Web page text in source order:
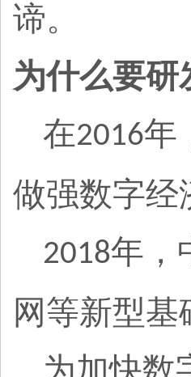
谛。
为什么要
在2016年
做强数字经
2018年，
网等新型